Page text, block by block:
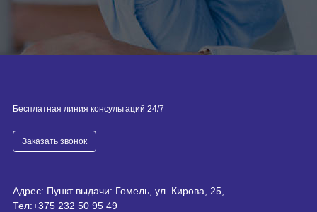
Бесплатная линия консультаций 24/7
Заказать звонок
Адрес: Пункт выдачи: Гомель, ул. Кирова, 25,
Тел:+375 232 50 95 49